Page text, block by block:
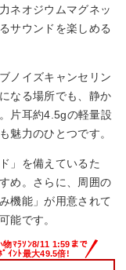
ネオジウムマグネッ
サウンドを楽しめる
ノイズキャンセリン
なる場所でも、静か
片耳約4.5gの軽量設
魅力のひとつです。
」を備えているた
め。さらに、周囲の
機能」が用意されて
能です。